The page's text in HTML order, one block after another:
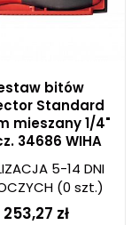
bitów
Standard
mieszany 1/4"
34686 WIHA
5-14 DNI
(0 szt.)
253,27 zł